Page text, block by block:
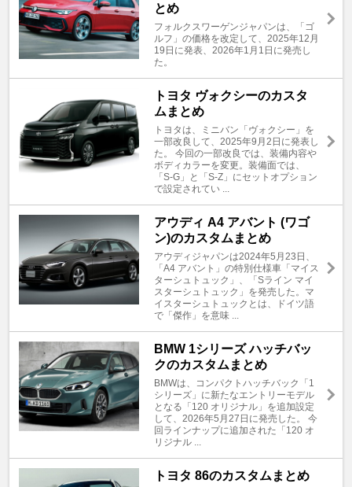
とめ
フォルクスワーゲンジャパンは、「ゴ
ルフ」の価格を改定して、2025年12月
19日に発表、2026年1月1日に発売し
た。
トヨタ ヴォクシーのカスタ
ムまとめ
トヨタは、ミニバン「ヴォクシー」を
一部改良して、2025年9月2日に発表し
た。 今回の一部改良では、装備内容や
ボディカラーを変更。装備面では、
「S-G」と「S-Z」にセットオプション
で設定されてい ...
アウディ A4 アバント (ワゴ
ン)のカスタムまとめ
アウディジャパンは2024年5月23日、
「A4 アバント」の特別仕様車「マイス
ターシュトュック」、「Sライン マイ
スターシュトュック」を発売した。マ
イスターシュトュックとは、ドイツ語
で「傑作」を意味 ...
BMW 1シリーズ ハッチバッ
クのカスタムまとめ
BMWは、コンパクトハッチバック「1
シリーズ」に新たなエントリーモデル
となる「120 オリジナル」を追加設定
して、2026年5月27日に発売した。 今
回ラインナップに追加された「120 オ
リジナル ...
トヨタ 86のカスタムまとめ